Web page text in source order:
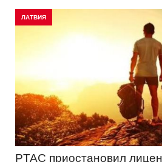
ЛАТВИЯ
PTAC приостановил